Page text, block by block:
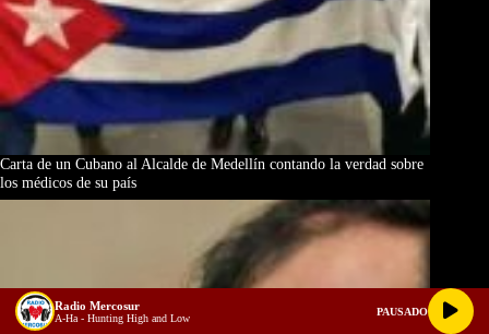
Carta de un Cubano al Alcalde de Medellín contando la verdad sobre
los médicos de su país
Radio Mercosur
A-Ha - Hunting High and Low
PAUSADO